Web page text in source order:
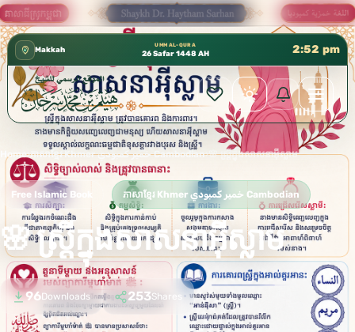
كتب الشيخ هيثم سرحان حفظه الله متوفرة مجانًا في ✦
Makkah
UMM AL-QURA
26 Safar 1448 AH 2:52 pm
Home› ភាសាខ្មែរ Khmer خمير كمبودي Cambodian›🌸 ស្ត្រីក្នុងសាសនាអ៊ីស្លាម
Free Islamic Book ភាសាខ្មែរ Khmer خمير كمبودي Cambodian
🌸 ស្ត្រីក្នុងសាសនាអ៊ីស្លាម
96Downloads 253Shares